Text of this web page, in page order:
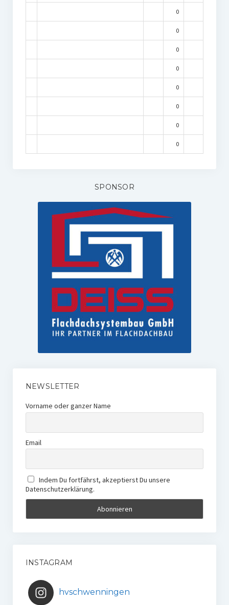
0
0
0
0
0
0
0
0
SPONSOR
NEWSLETTER
Vorname oder ganzer Name
Email
Indem Du fortfährst, akzeptierst Du unsere
Datenschutzerklärung.
INSTAGRAM
hvschwenningen